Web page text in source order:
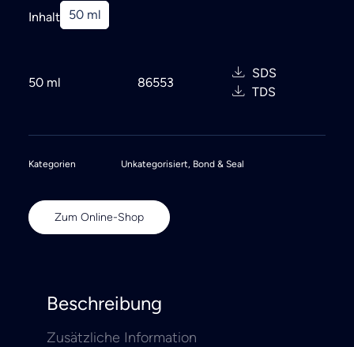
Inhalt 50 ml
50 ml 86553
SDS
TDS
Kategorien Unkategorisiert, Bond & Seal
Zum Online-Shop
Beschreibung
Zusätzliche Information